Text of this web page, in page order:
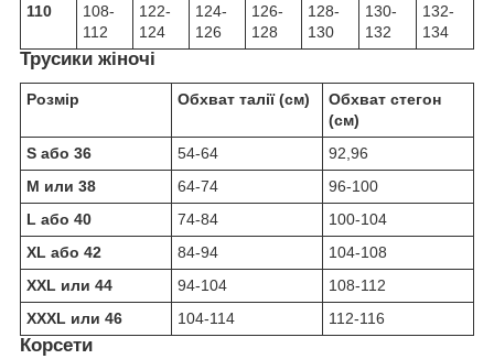
110
108-
112
122-
124
124-
126
126-
128
128-
130
130-
132
132-
134
Трусики жіночі
Розмір Обхват талії (см)
Обхват стегон
(см)
S або 36
54-64
92,96
M или 38
64-74
96-100
L або 40
74-84
100-104
XL або 42
84-94
104-108
XXL или 44
94-104
108-112
XXXL или 46
104-114 112-116
Корсети